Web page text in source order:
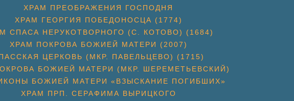
ХРАМ ПРЕОБРАЖЕНИЯ ГОСПОДНЯ
ХРАМ ГЕОРГИЯ ПОБЕДОНОСЦА (1774)
СПАСА НЕРУКОТВОРНОГО (С. КОТОВО) (1684)
ХРАМ ПОКРОВА БОЖИЕЙ МАТЕРИ (2007)
ЦЕРКОВЬ (МКР. ПАВЕЛЬЦЕВО) (1715)
БОЖИЕЙ МАТЕРИ (МКР. ШЕРЕМЕТЬЕВСКИЙ)
БОЖИЕЙ МАТЕРИ «ВЗЫСКАНИЕ ПОГИБШИХ»
ХРАМ ПРП. СЕРАФИМА ВЫРИЦКОГО